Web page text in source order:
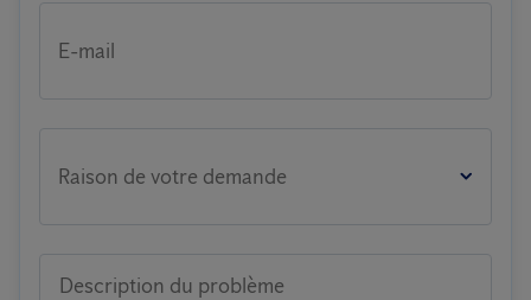
E-mail
Raison de votre demande
Description du problème